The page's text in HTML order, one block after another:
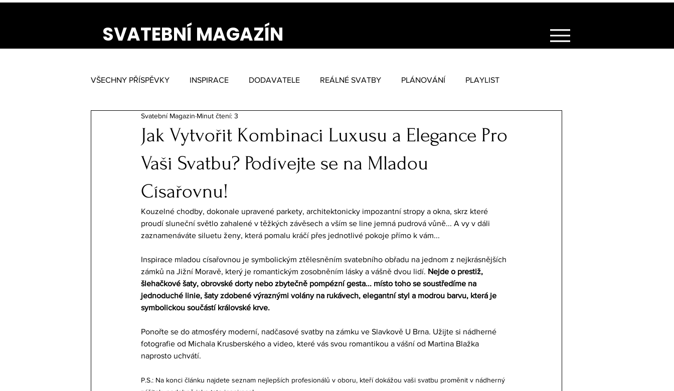
SVATEBNÍ MAGAZÍN
VŠECHNY PŘÍSPĚVKY INSPIRACE DODAVATELE REÁLNÉ SVATBY PLÁNOVÁNÍ PLAYLIST
Jak Vytvořit Kombinaci Luxusu a Elegance Pro
Vaši Svatbu? Podívejte se na Mladou
Císařovnu!
Svatební Magazin Minut čtení: 3
Kouzelné chodby, dokonale upravené parkety, architektonicky impozantní stropy a okna, skrz které
proudí sluneční světlo zahalené v těžkých závěsech a vším se line jemná pudrová vůně... A vy v dáli
zaznamenáváte siluetu ženy, která pomalu kráčí přes jednotlivé pokoje přímo k vám...
Inspirace mladou císařovnou je symbolickým ztělesněním svatebního obřadu na jednom z nejkrásnějších
zámků na Jižní Moravě, který je romantickým zosobněním lásky a vášně dvou lidí. Nejde o prestiž,
šlehačkové šaty, obrovské dorty nebo zbytečně pompézní gesta... místo toho se soustředíme na
jednoduché linie, šaty zdobené výraznými volány na rukávech, elegantní styl a modrou barvu, která je
symbolickou součástí královské krve.
Ponořte se do atmosféry moderní, nadčasové svatby na zámku ve Slavkově U Brna. Užijte si nádherné
fotografie od Michala Krusberského a video, které vás svou romantikou a vášní od Martina Blažka
naprosto uchvátí.
P.S.: Na konci článku najdete seznam nejlepších profesionálů v oboru, kteří dokážou vaši svatbu proměnit v nádherný